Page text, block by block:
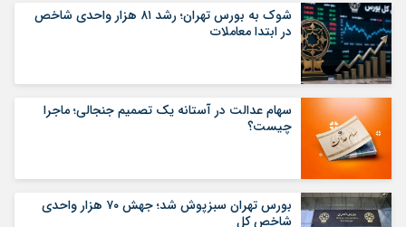
شوک به بورس تهران؛ رشد ۸۱ هزار واحدی شاخص
در ابتدا معاملات
سهام عدالت در آستانه یک تصمیم جنجالی؛ ماجرا
چیست؟
بورس تهران سبزپوش شد؛ جهش ۷۰ هزار واحدی
شاخص کل